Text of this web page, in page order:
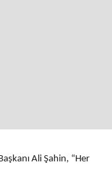
Ali Şahin, “Her